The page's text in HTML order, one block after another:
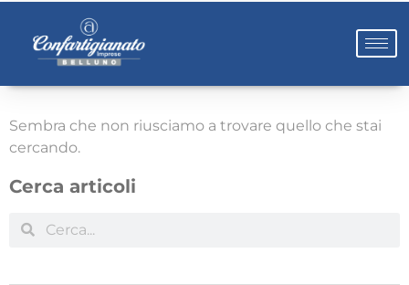
Sembra che non riusciamo a trovare quello che stai
cercando.
Cerca articoli